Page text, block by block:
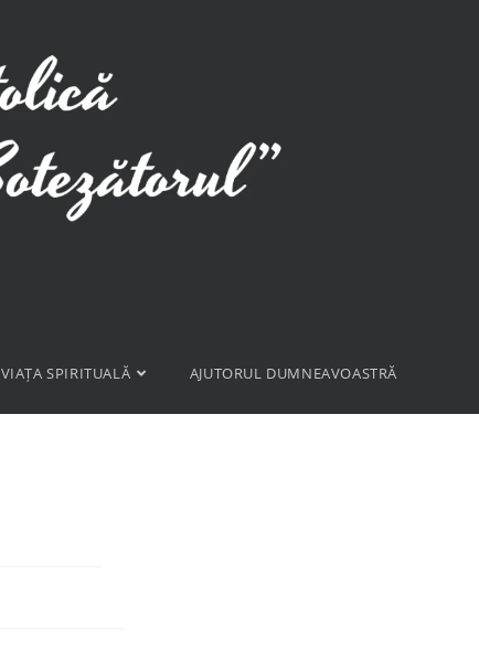
VIAȚA SPIRITUALĂ AJUTORUL DUMNEAVOASTRĂ